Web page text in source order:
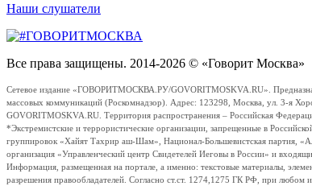
Наши слушатели
Все права защищены. 2014-2026 © «Говорит Москва»
Сетевое издание «ГОВОРИТМОСКВА.РУ/GOVORITMOSKVA.RU».
массовых коммуникаций (Роскомнадзор). Адрес: 123298, Москва, ул. 3-я
GOVORITMOSKVA.RU. Территория распространения – Российская
*Экстремистские и террористические организации, запрещенные в
группировок «Хайят Тахрир аш-Шам», Национал-Большевистская партия,
организация «Управленческий центр Свидетелей Иеговы в России» и
Информация, размещенная на портале, а именно: текстовые материалы,
разрешения правообладателей. Согласно ст.ст. 1274,1275 ГК РФ, при любом